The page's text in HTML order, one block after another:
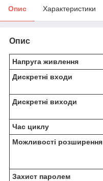
Опис Характеристики
Опис
Напруга живлення
Дискретні входи
Дискретні виходи
Час циклу
Можливості розширення
Захист паролем